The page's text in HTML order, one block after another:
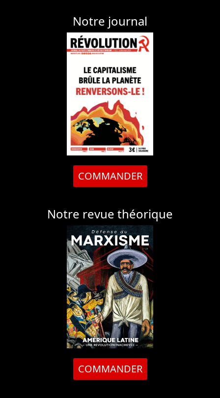
Notre journal
COMMANDER
Notre revue théorique
COMMANDER